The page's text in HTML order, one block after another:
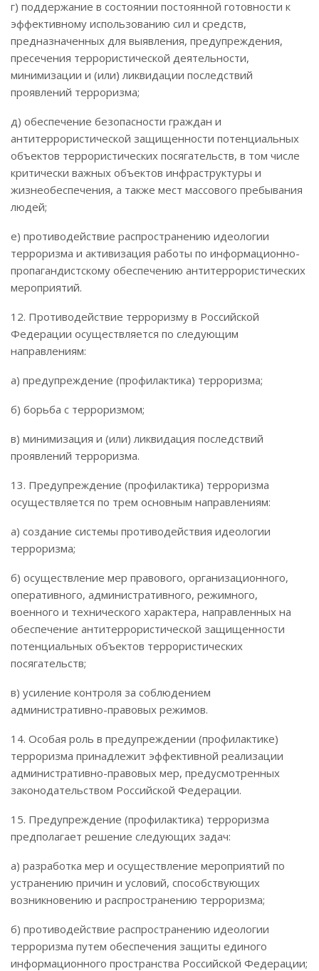
г) поддержание в состоянии постоянной готовности к
эффективному использованию сил и средств,
предназначенных для выявления, предупреждения,
пресечения террористической деятельности,
минимизации и (или) ликвидации последствий
проявлений терроризма;
д) обеспечение безопасности граждан и
антитеррористической защищенности потенциальных
объектов террористических посягательств, в том числе
критически важных объектов инфраструктуры и
жизнеобеспечения, а также мест массового пребывания
людей;
е) противодействие распространению идеологии
терроризма и активизация работы по информационно-
пропагандистскому обеспечению антитеррористических
мероприятий.
12. Противодействие терроризму в Российской
Федерации осуществляется по следующим
направлениям:
а) предупреждение (профилактика) терроризма;
б) борьба с терроризмом;
в) минимизация и (или) ликвидация последствий
проявлений терроризма.
13. Предупреждение (профилактика) терроризма
осуществляется по трем основным направлениям:
а) создание системы противодействия идеологии
терроризма;
б) осуществление мер правового, организационного,
оперативного, административного, режимного,
военного и технического характера, направленных на
обеспечение антитеррористической защищенности
потенциальных объектов террористических
посягательств;
в) усиление контроля за соблюдением
административно-правовых режимов.
14. Особая роль в предупреждении (профилактике)
терроризма принадлежит эффективной реализации
административно-правовых мер, предусмотренных
законодательством Российской Федерации.
15. Предупреждение (профилактика) терроризма
предполагает решение следующих задач:
а) разработка мер и осуществление мероприятий по
устранению причин и условий, способствующих
возникновению и распространению терроризма;
б) противодействие распространению идеологии
терроризма путем обеспечения защиты единого
информационного пространства Российской Федерации;